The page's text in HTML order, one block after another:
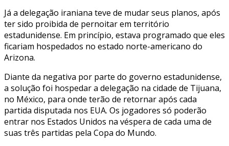
Já a delegação iraniana teve de mudar seus planos, após
ter sido proibida de pernoitar em território
estadunidense. Em princípio, estava programado que eles
ficariam hospedados no estado norte-americano do
Arizona.
Diante da negativa por parte do governo estadunidense,
a solução foi hospedar a delegação na cidade de Tijuana,
no México, para onde terão de retornar após cada
partida disputada nos EUA. Os jogadores só poderão
entrar nos Estados Unidos na véspera de cada uma de
suas três partidas pela Copa do Mundo.